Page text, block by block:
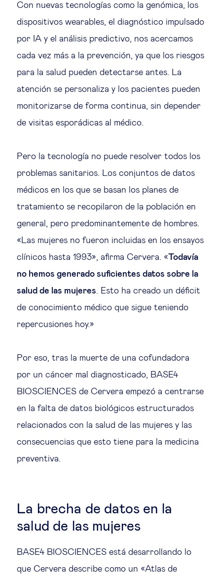
Con nuevas tecnologías como la genómica, los
dispositivos wearables, el diagnóstico impulsado
por IA y el análisis predictivo, nos acercamos
cada vez más a la prevención, ya que los riesgos
para la salud pueden detectarse antes. La
atención se personaliza y los pacientes pueden
monitorizarse de forma continua, sin depender
de visitas esporádicas al médico.
Pero la tecnología no puede resolver todos los
problemas sanitarios. Los conjuntos de datos
médicos en los que se basan los planes de
tratamiento se recopilaron de la población en
general, pero predominantemente de hombres.
«Las mujeres no fueron incluidas en los ensayos
clínicos hasta 1993», afirma Cervera. «Todavía
no hemos generado suficientes datos sobre la
salud de las mujeres. Esto ha creado un déficit
de conocimiento médico que sigue teniendo
repercusiones hoy.»
Por eso, tras la muerte de una cofundadora
por un cáncer mal diagnosticado, BASE4
BIOSCIENCES de Cervera empezó a centrarse
en la falta de datos biológicos estructurados
relacionados con la salud de las mujeres y las
consecuencias que esto tiene para la medicina
preventiva.
La brecha de datos en la
salud de las mujeres
BASE4 BIOSCIENCES está desarrollando lo
que Cervera describe como un «Atlas de